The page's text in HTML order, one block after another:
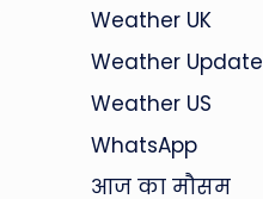
Weather UK
Weather Update
Weather US
WhatsApp
आज का मौसम